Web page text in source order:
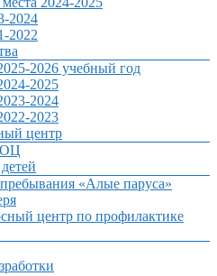
2024
2022
2026 учебный год
2025
2024
2023
центр
«Алые паруса»
центр по профилактике